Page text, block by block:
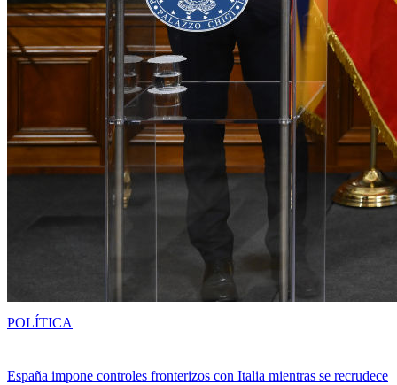
España impone controles fronterizos con Italia mientras se recrudece
POLÍTICA